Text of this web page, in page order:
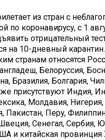
из стран с
по коронавирусу, с 1
отрицательный
на 10-дневный
странам относятся
Белоруссия,
Бразилия, Болгария,
присутствуют Индия,
Молдавия,
Пакистан, Перу,
Сенегал, Сербия,
и китайская провинция